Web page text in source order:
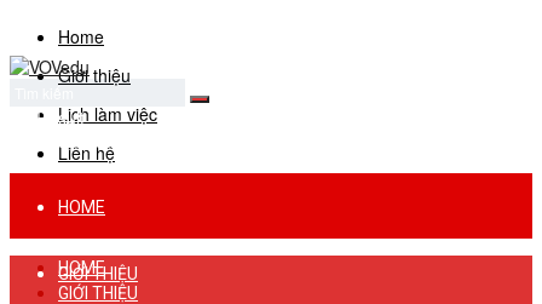
Home
Giới thiệu
Lịch làm việc
Liên hệ
No Result
View All Result
HOME
GIỚI THIỆU
HOME
GIỚI THIỆU